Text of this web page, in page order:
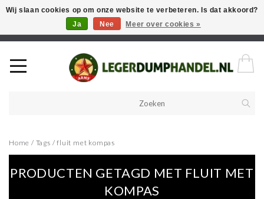
Welkom in onze webshop! Als u een product zoekt en deze niet kan
vinden in de webwinkel, neem vooral contact op!
Home / Tags /fluit met kompas
PRODUCTEN GETAGD MET FLUIT MET
KOMPAS
Wij slaan cookies op om onze website te verbeteren. Is dat akkoord?
Ja
Nee Meer over cookies »